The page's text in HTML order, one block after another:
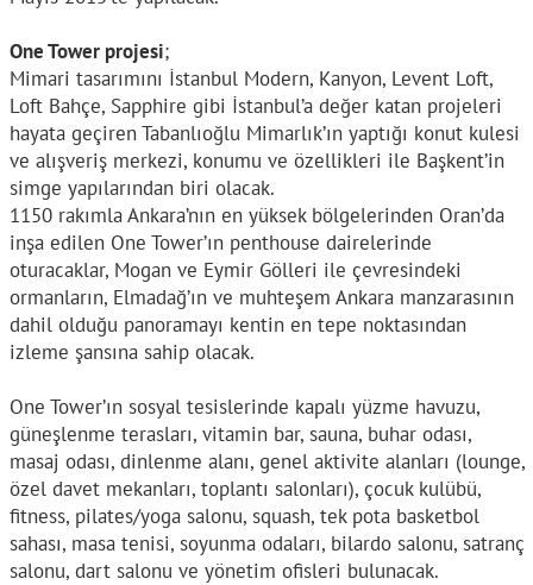
One Tower projesi;
Mimari tasarımını İstanbul Modern, Kanyon, Levent Loft,
Loft Bahçe, Sapphire gibi İstanbul’a değer katan projeleri
hayata geçiren Tabanlıoğlu Mimarlık’ın yaptığı konut kulesi
ve alışveriş merkezi, konumu ve özellikleri ile Başkent’in
simge yapılarından biri olacak.
1150 rakımla Ankara’nın en yüksek bölgelerinden Oran’da
inşa edilen One Tower’ın penthouse dairelerinde
oturacaklar, Mogan ve Eymir Gölleri ile çevresindeki
ormanların, Elmadağ’ın ve muhteşem Ankara manzarasının
dahil olduğu panoramayı kentin en tepe noktasından
izleme şansına sahip olacak.
One Tower’ın sosyal tesislerinde kapalı yüzme havuzu,
güneşlenme terasları, vitamin bar, sauna, buhar odası,
masaj odası, dinlenme alanı, genel aktivite alanları (lounge,
özel davet mekanları, toplantı salonları), çocuk kulübü,
fitness, pilates/yoga salonu, squash, tek pota basketbol
sahası, masa tenisi, soyunma odaları, bilardo salonu, satranç
salonu, dart salonu ve yönetim ofisleri bulunacak.